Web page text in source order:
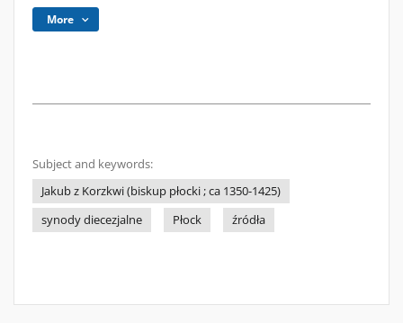
More
Subject and keywords:
Jakub z Korzkwi (biskup płocki ; ca 1350-1425)
synody diecezjalne
Płock źródła